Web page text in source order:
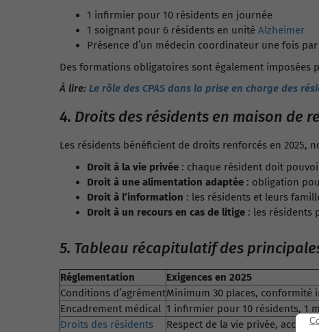
1 infirmier pour 10 résidents en journée
1 soignant pour 6 résidents en unité Alzheimer
Présence d’un médecin coordinateur une fois
Des formations obligatoires sont également imposées
À lire: Le rôle des CPAS dans la prise en charge des
4. Droits des résidents en maison de
Les résidents bénéficient de droits renforcés en 2025,
Droit à la vie privée : chaque résident doit
Droit à une alimentation adaptée : obligation
Droit à l’information : les résidents et leurs
Droit à un recours en cas de litige : les résidents
5. Tableau récapitulatif des
Réglementation Exigences en 2025
Conditions d’agrémentMinimum 30 places, conformité
Encadrement médical 1 infirmier pour 10 résidents, 1
Droits des résidents
Respect de la vie privée, accès